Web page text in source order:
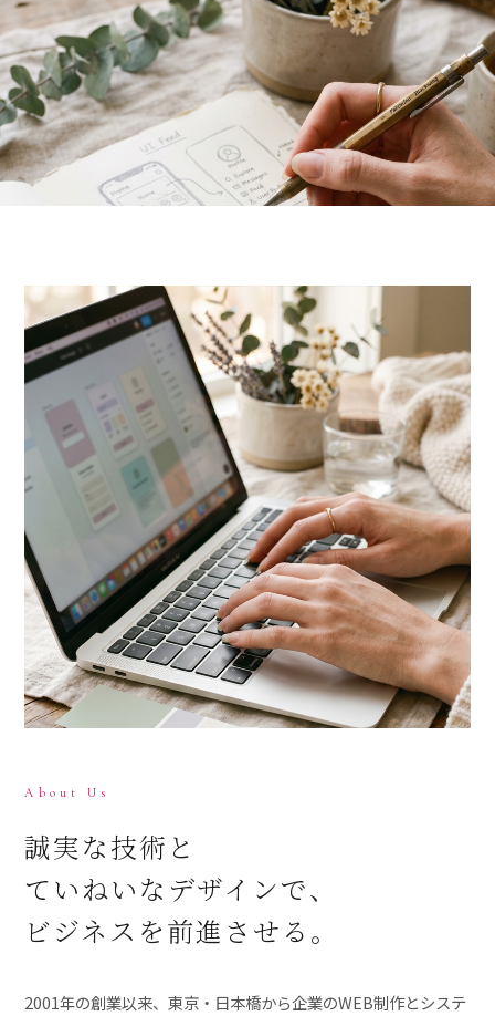
About Us
誠実な技術と
ていねいなデザインで、
ビジネスを前進させる。
2001年の創業以来、東京・日本橋から企業のWEB制作とシステ